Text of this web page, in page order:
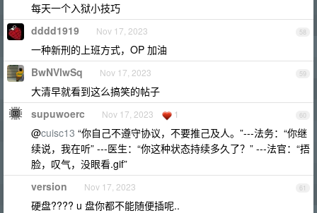
每天一个入狱小技巧
58
dddd1919 Nov 17, 2023
一种新刑的上班方式，OP 加油
59
BwNVlwSq Nov 17, 2023
大清早就看到这么搞笑的帖子
60
supuwoerc Nov 17, 2023 1
@cuisc13 “你自己不遵守协议，不要推己及人。”---法务：“你继
续说，我在听” ---医生：“你这种状态持续多久了？” ---法官：“捂
脸，叹气，没眼看.gif”
61
version Nov 17, 2023
硬盘???? u 盘你都不能随便插呢..